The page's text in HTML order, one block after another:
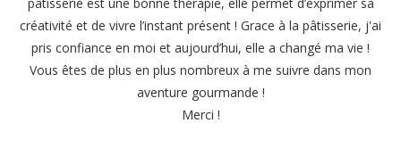
pâtisserie est une bonne thérapie, elle permet d’exprimer sa
créativité et de vivre l’instant présent ! Grace à la pâtisserie, j'ai
pris confiance en moi et aujourd’hui, elle a changé ma vie !
Vous êtes de plus en plus nombreux à me suivre dans mon
aventure gourmande !
Merci !